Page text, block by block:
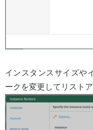
インスタンスサイズや
ークを変更してリスト